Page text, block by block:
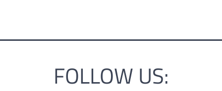
FOLLOW US: